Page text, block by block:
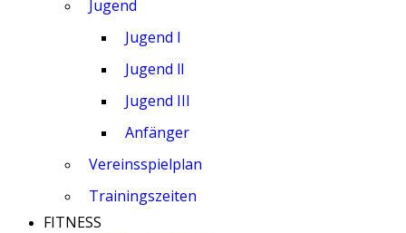
Jugend
Jugend I
Jugend ll
Jugend III
Anfänger
Vereinsspielplan
Trainingszeiten
FITNESS